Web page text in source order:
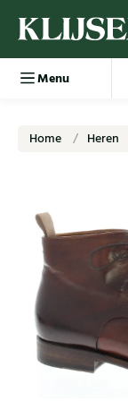
Menu
Home Heren